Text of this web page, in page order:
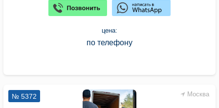
цена:
по телефону
Москва
№ 5372